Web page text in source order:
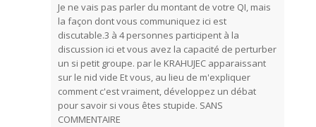
Je ne vais pas parler du montant de votre QI, mais
la façon dont vous communiquez ici est
discutable.3 à 4 personnes participent à la
discussion ici et vous avez la capacité de perturber
un si petit groupe. par le KRAHUJEC apparaissant
sur le nid vide Et vous, au lieu de m'expliquer
comment c'est vraiment, développez un débat
pour savoir si vous êtes stupide. SANS
COMMENTAIRE